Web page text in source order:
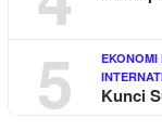
5 EKONOMI
Kunci